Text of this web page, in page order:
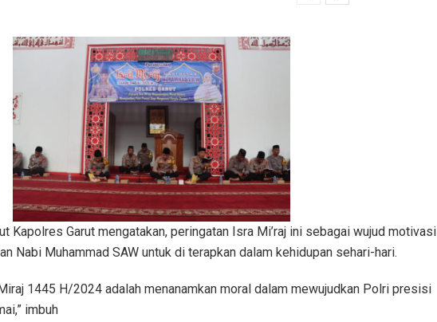
Kapolres Garut mengatakan, peringatan Isra Mi’raj ini sebagai wujud motivasi
Nabi Muhammad SAW untuk di terapkan dalam kehidupan sehari-hari.
1445 H/2024 adalah menanamkan moral dalam mewujudkan Polri presisi
imbuh